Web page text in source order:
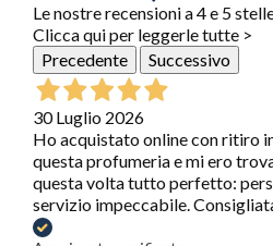
Le nostre recensioni a 4 e 5
Clicca qui per leggerle tutte >
Precedente
Successivo
30 Luglio 2026
Ho acquistato online con ritiro
questa profumeria e mi ero
questa volta tutto perfetto:
servizio impeccabile.